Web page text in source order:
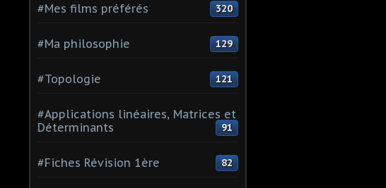
#Mes films préférés 320
#Ma philosophie 129
#Topologie 121
#Applications linéaires, Matrices et
Déterminants
91
#Fiches Révision 1ère 82